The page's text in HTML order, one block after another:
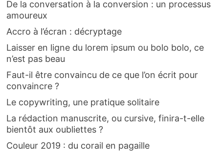
De la conversation à la conversion : un processus
amoureux
Accro à l’écran : décryptage
Laisser en ligne du lorem ipsum ou bolo bolo, ce
n’est pas beau
Faut-il être convaincu de ce que l’on écrit pour
convaincre ?
Le copywriting, une pratique solitaire
La rédaction manuscrite, ou cursive, finira-t-elle
bientôt aux oubliettes ?
Couleur 2019 : du corail en pagaille